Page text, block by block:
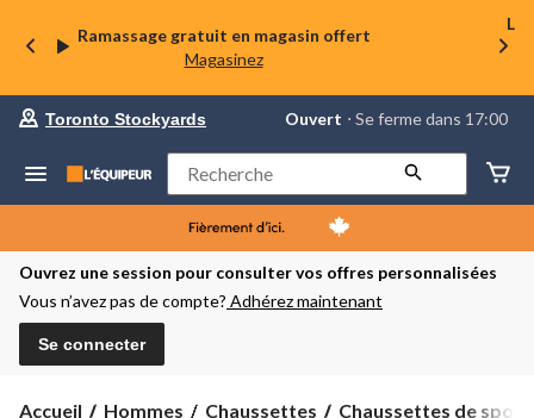
Ramassage gratuit en magasin offert
Magasinez
La
votre
préféré
Toronto
Stockyards,
courament
Ouvert,
Se
dans
changer
Toronto Stockyards Ouvert ⋅ Se ferme dans 17:00
Rechercher
Ouvrez une session pour consulter vos offres personnalisées
Vous n’avez pas de compte? Adhérez maintenant
Se connecter
Accueil Hommes Chaussettes Chaussettes de sport